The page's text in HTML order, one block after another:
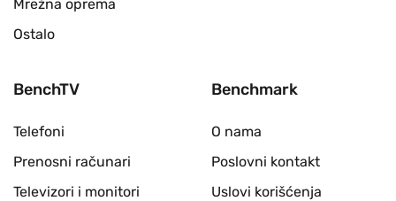
Mrežna oprema
Ostalo
BenchTV
Telefoni
Prenosni računari
Televizori i monitori
Benchmark
O nama
Poslovni kontakt
Uslovi korišćenja